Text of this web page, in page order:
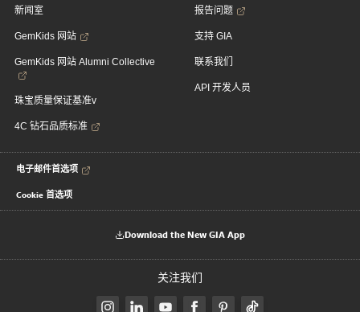
新闻室
GemKids 网站
GemKids 网站 Alumni Collective
珠宝质量保证基准v
4C 钻石品质标准
报告问题
支持 GIA
联系我们
API 开发人员
电子邮件首选项
Cookie 首选项
Download the New GIA App
关注我们